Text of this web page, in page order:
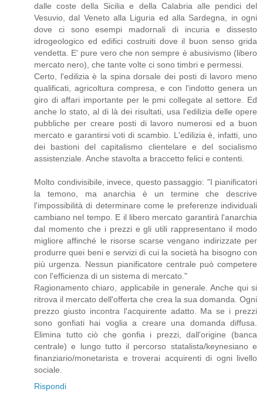
dalle coste della Sicilia e della Calabria alle pendici del
Vesuvio, dal Veneto alla Liguria ed alla Sardegna, in ogni
dove ci sono esempi madornali di incuria e dissesto
idrogeologico ed edifici costruiti dove il buon senso grida
vendetta. E' pure vero che non sempre è abusivismo (libero
mercato nero), che tante volte ci sono timbri e permessi.
Certo, l'edilizia è la spina dorsale dei posti di lavoro meno
qualificati, agricoltura compresa, e con l'indotto genera un
giro di affari importante per le pmi collegate al settore. Ed
anche lo stato, al di là dei risultati, usa l'edilizia delle opere
pubbliche per creare posti di lavoro numerosi ed a buon
mercato e garantirsi voti di scambio. L'edilizia è, infatti, uno
dei bastioni del capitalismo clientelare e del socialismo
assistenziale. Anche stavolta a braccetto felici e contenti.
Molto condivisibile, invece, questo passaggio: "I pianificatori
la temono, ma anarchia è un termine che descrive
l'impossibilità di determinare come le preferenze individuali
cambiano nel tempo. E il libero mercato garantirà l'anarchia
dal momento che i prezzi e gli utili rappresentano il modo
migliore affinché le risorse scarse vengano indirizzate per
produrre quei beni e servizi di cui la società ha bisogno con
più urgenza. Nessun pianificatore centrale può competere
con l'efficienza di un sistema di mercato."
Ragionamento chiaro, applicabile in generale. Anche qui si
ritrova il mercato dell'offerta che crea la sua domanda. Ogni
prezzo giusto incontra l'acquirente adatto. Ma se i prezzi
sono gonfiati hai voglia a creare una domanda diffusa.
Elimina tutto ciò che gonfia i prezzi, dall'origine (banca
centrale) e lungo tutto il percorso statalista/keynesiano e
finanziario/monetarista e troverai acquirenti di ogni livello
sociale.
Rispondi